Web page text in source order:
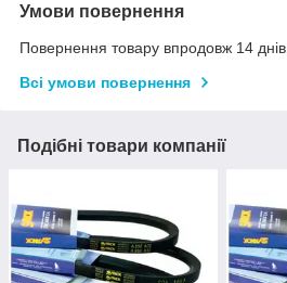
Умови повернення
Повернення товару впродовж 14
Всі умови повернення
Подібні товари компанії